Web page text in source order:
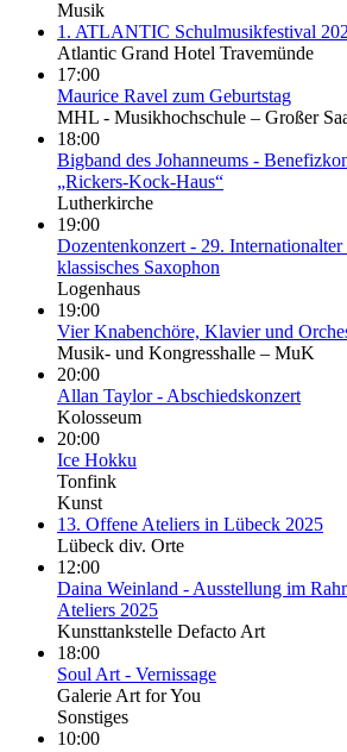
Musik
1. ATLANTIC Schulmusikfestival
Atlantic Grand Hotel Travemünde
17:00
Maurice Ravel zum Geburtstag
MHL - Musikhochschule – Großer
18:00
Bigband des Johanneums -
„Rickers-Kock-Haus“
Lutherkirche
19:00
Dozentenkonzert - 29.
klassisches Saxophon
Logenhaus
19:00
Vier Knabenchöre, Klavier und
Musik- und Kongresshalle – MuK
20:00
Allan Taylor - Abschiedskonzert
Kolosseum
20:00
Ice Hokku
Tonfink
Kunst
13. Offene Ateliers in Lübeck 2025
Lübeck div. Orte
12:00
Daina Weinland - Ausstellung im
Ateliers 2025
Kunsttankstelle Defacto Art
18:00
Soul Art - Vernissage
Galerie Art for You
Sonstiges
10:00